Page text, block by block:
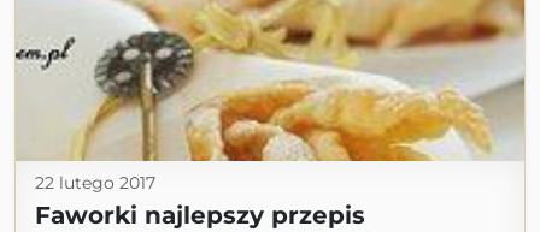
22 lutego 2017
Faworki najlepszy przepis